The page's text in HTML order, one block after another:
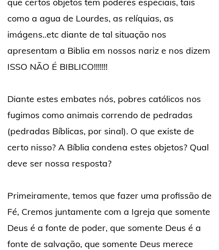
como a agua de Lourdes, as relíquias, as
imágens..etc diante de tal situação nos
apresentam a Biblia em nossos nariz e nos dizem
ISSO NÃO É BIBLICO!!!!!!!
Diante estes embates nós, pobres católicos nos
fugimos como animais correndo de pedradas
(pedradas Bíblicas, por sinal). O que existe de
certo nisso? A Bíblia condena estes objetos? Qual
deve ser nossa resposta?
Primeiramente, temos que fazer uma profissão de
Fé, Cremos juntamente com a Igreja que somente
Deus é a fonte de poder, que somente Deus é a
fonte de salvação, que somente Deus merece